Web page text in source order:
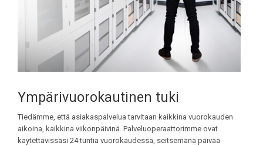
Ympärivuorokautinen tuki
Tiedämme, että asiakaspalvelua tarvitaan kaikkina vuorokauden
aikoina, kaikkina viikonpäivinä. Palveluoperaattorimme ovat
käytettävissäsi 24 tuntia vuorokaudessa, seitsemänä päivää